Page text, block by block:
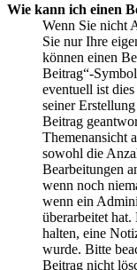
Wie kann ich einen
Wenn Sie nicht
Sie nur Ihre
können einen
Beitrag“-
eventuell ist
seiner
Beitrag
Themenansicht
sowohl die
Bearbeitungen
wenn noch
wenn ein
überarbeitet
halten, eine
wurde. Bitte
Beitrag nicht